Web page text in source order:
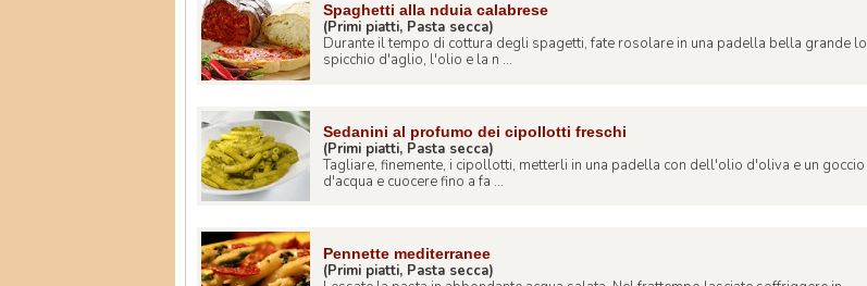
Spaghetti alla nduia calabrese
(Primi piatti, Pasta secca)
Durante il tempo di cottura degli spagetti, fate rosolare in una padella bella grande lo
spicchio d'aglio, l'olio e la n ...
Sedanini al profumo dei cipollotti freschi
(Primi piatti, Pasta secca)
Tagliare, finemente, i cipollotti, metterli in una padella con dell'olio d'oliva e un goccio
d'acqua e cuocere fino a fa ...
Pennette mediterranee
(Primi piatti, Pasta secca)